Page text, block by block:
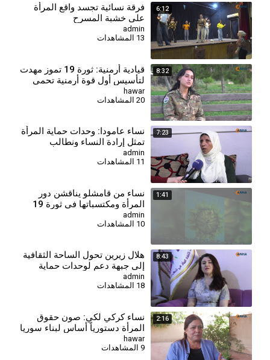
6:12
فرقة نسائية تجسد واقع المرأة
على خشبة المسرح
admin
8:32
قيادية أرمنية: ثورة 19 تموز مهدت
لتأسيس أول قوة أرمنية تحمي
الثقافة وترسخ دور المرأة
hawar
20 المشاهدات
7:23
⁣نساء عامودا: وحدات حماية المرأة
تمثل إرادة النساء ونطالب
بالاعتراف بها في الدستور
السوري
admin
1:41
⁣نساء من قامشلو يناقشن دور
المرأة ومكتسباتها في ثورة 19
تموز
admin
8:43
⁣هلال زيرين تحول الساحة الثقافية
إلى جبهة دعم لوحدات حماية
المرأة
admin
18 المشاهدات
2:16
نساء كركي لكي: صون حقوق
المرأة دستورياً أساس لبناء سوريا
ديمقراطية
hawar